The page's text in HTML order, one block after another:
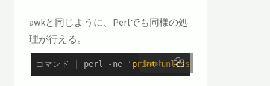
awkと同じように、Perlでも同様の処
理が行える。
bash
コマンド | perl -ne 'print unless $seen{$_}++'